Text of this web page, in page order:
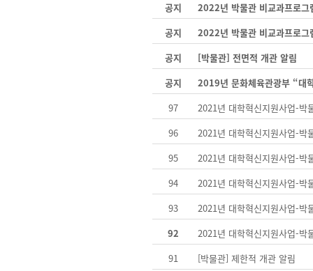
공지
2022년 박물관 비교과프로
공지
2022년 박물관 비교과프로
공지
[박물관] 전면적 개관 알림
공지
2019년 문화체육관광부 “대
97
2021년 대학혁신지원사업-
96
2021년 대학혁신지원사업-
95
2021년 대학혁신지원사업-
94
2021년 대학혁신지원사업-
93
2021년 대학혁신지원사업-
92
2021년 대학혁신지원사업-
91
[박물관] 제한적 개관 알림